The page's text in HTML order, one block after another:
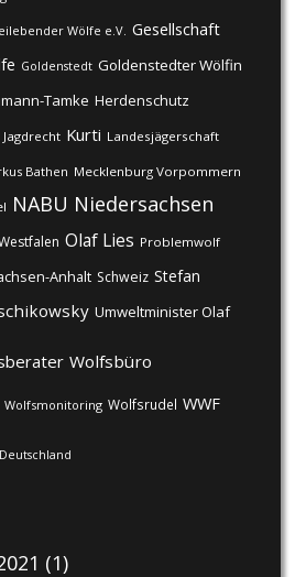
Wölfe e.V. Gesellschaft
Goldenstedt Goldenstedter Wölfin
Tamke Herdenschutz
Jagdrecht Kurti Landesjägerschaft
Bathen Mecklenburg Vorpommern
NABU Niedersachsen
Olaf Lies Problemwolf
Anhalt Schweiz Stefan
Umweltminister Olaf
Wolfsbüro
Wolfsmonitoring Wolfsrudel WWF
(1)